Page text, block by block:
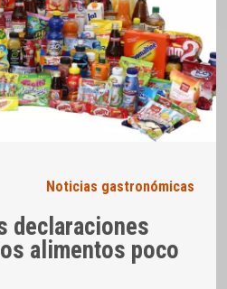
Noticias gastronómicas
declaraciones
alimentos poco